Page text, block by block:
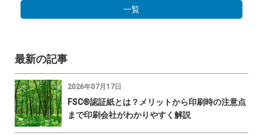
一覧
最新の記事
2026年07月17日
FSC®認証紙とは？メリットから印刷時の注意点
まで印刷会社がわかりやすく解説